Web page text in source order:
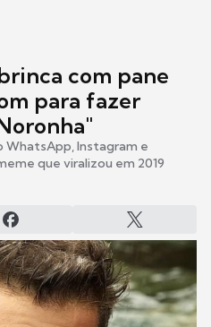
com pane
para fazer
Instagram e
que viralizou em 2019